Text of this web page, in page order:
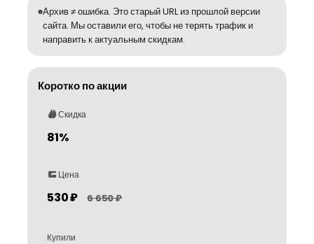
Архив ≠ ошибка. Это старый URL из прошлой версии
сайта. Мы оставили его, чтобы не терять трафик и
направить к актуальным скидкам.
Коротко по акции
Скидка
81%
Цена
530 ₽ 6 650 ₽
Купили